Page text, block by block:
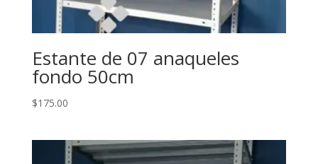
Estante de 07 anaqueles
fondo 50cm
$175.00